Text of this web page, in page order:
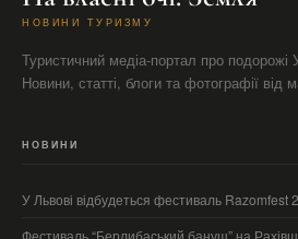
НОВИНИ ТУРИЗМУ
Туристичний медіа-портал про подорожі
Новини, статті, блоги та фотографії від
НОВИНИ
У Львові відбудеться фестиваль Razomfest